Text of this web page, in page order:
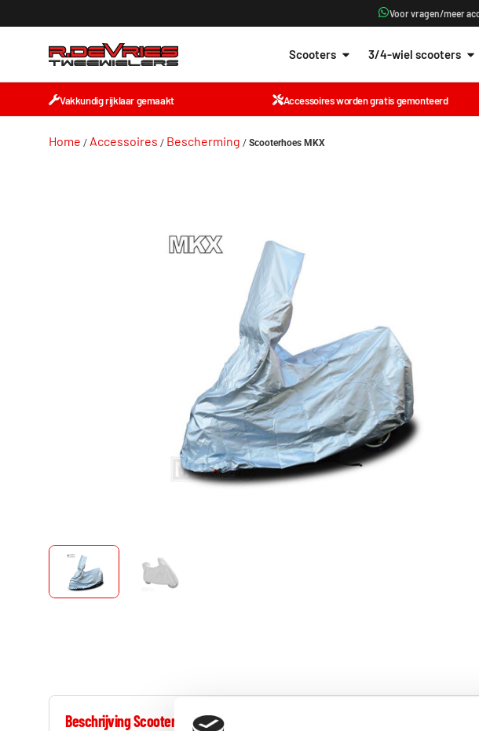
Voor vragen/meer
Scooters 3/4-wiel scooters
Vakkundig rijklaar gemaakt Accessoires worden gratis gemonteerd
Home / Accessoires / Bescherming / Scooterhoes MKX
Beschrijving Scooterhoes MKX